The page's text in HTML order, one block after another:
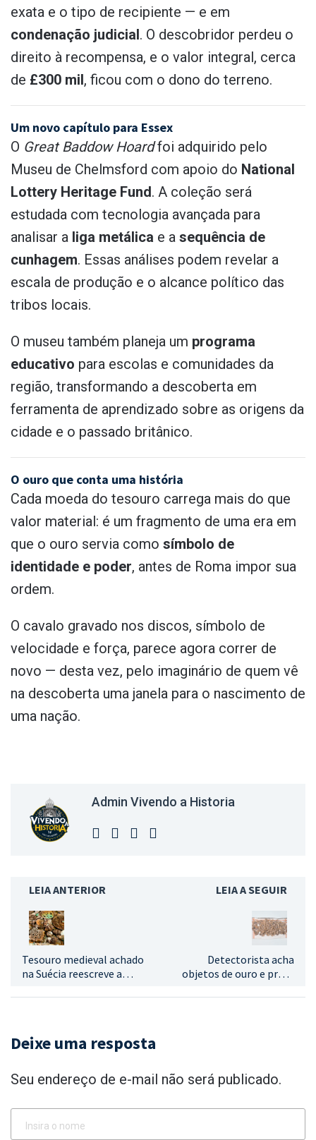
exata e o tipo de recipiente — e em
condenação judicial. O descobridor perdeu o
direito à recompensa, e o valor integral, cerca
de £300 mil, ficou com o dono do terreno.
Um novo capítulo para Essex
O Great Baddow Hoardfoi adquirido pelo
Museu de Chelmsford com apoio do National
Lottery Heritage Fund. A coleção será
estudada com tecnologia avançada para
analisar a liga metálica e a sequência de
cunhagem. Essas análises podem revelar a
escala de produção e o alcance político das
tribos locais.
O museu também planeja um programa
educativo para escolas e comunidades da
região, transformando a descoberta em
ferramenta de aprendizado sobre as origens da
cidade e o passado britânico.
O ouro que conta uma história
Cada moeda do tesouro carrega mais do que
valor material: é um fragmento de uma era em
que o ouro servia como símbolo de
identidade e poder, antes de Roma impor sua
ordem.
O cavalo gravado nos discos, símbolo de
velocidade e força, parece agora correr de
novo — desta vez, pelo imaginário de quem vê
na descoberta uma janela para o nascimento de
uma nação.
Admin Vivendo a Historia
LEIA ANTERIOR
Tesouro medieval achado
na Suécia reescreve a
século XII
LEIA A SEGUIR
Detectorista acha
objetos de ouro e prata
na Justiça
Deixe uma resposta
Seu endereço de e-mail não será publicado.